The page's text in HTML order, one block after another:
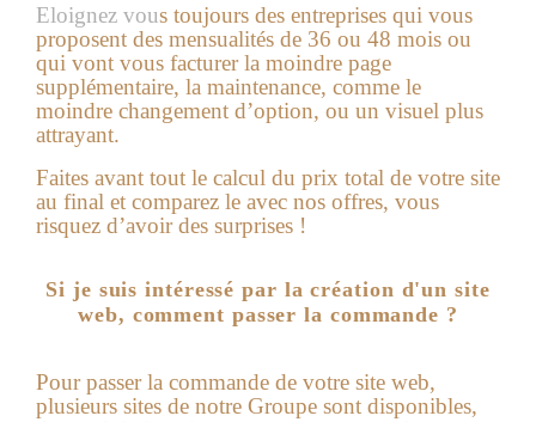
Eloignez vous toujours des entreprises qui vous
proposent des mensualités de 36 ou 48 mois ou
qui vont vous facturer la moindre page
supplémentaire, la maintenance, comme le
moindre changement d’option, ou un visuel plus
attrayant.
Faites avant tout le calcul du prix total de votre site
au final et comparez le avec nos offres, vous
risquez d’avoir des surprises !
Si je suis intéressé par la création d'un site
web, comment passer la commande ?
Pour passer la commande de votre site web,
plusieurs sites de notre Groupe sont disponibles,